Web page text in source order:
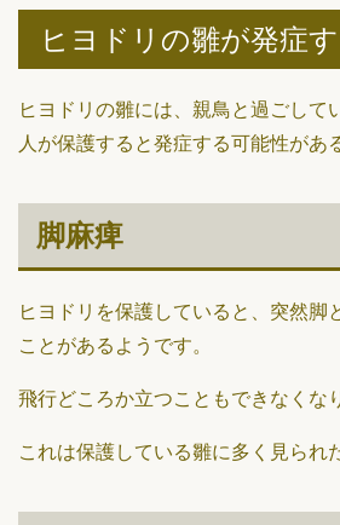
ヒヨドリの雛が発症
ヒヨドリの雛には、親鳥と過ごして
人が保護すると発症する可能性があ
脚麻痺
ヒヨドリを保護していると、突然脚
ことがあるようです。
飛行どころか立つこともできなくな
これは保護している雛に多く見られ